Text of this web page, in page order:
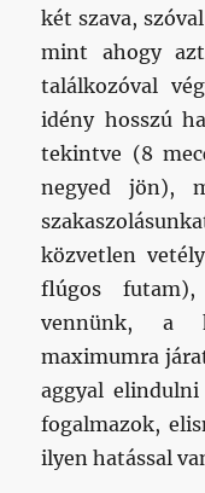
két szava,
mint ahogy
találkozóval
idény hosszú
tekintve (8
negyed jön),
közvetlen
flúgos
vennünk, a
maximumra
aggyal elindulni
fogalmazok,
ilyen hatással